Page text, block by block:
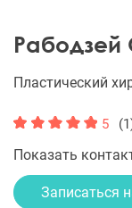
Рабодзей
Пластический
5
Показать
Записаться